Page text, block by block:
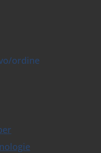
ordine